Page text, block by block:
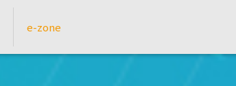
e-zone